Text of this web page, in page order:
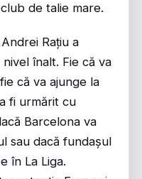
de talie mare.
Rațiu a
înalt. Fie că va
că va ajunge la
fi urmărit cu
Barcelona va
sau dacă fundașul
în La Liga.